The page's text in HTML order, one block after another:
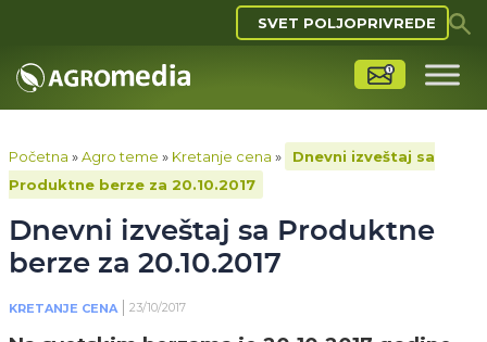
SVET POLJOPRIVREDE
Početna »Agro teme » Kretanje cena »
Dnevni izveštaj sa
Produktne berze za 20.10.2017
Dnevni izveštaj sa Produktne
berze za 20.10.2017
KRETANJE CENA 23/10/2017